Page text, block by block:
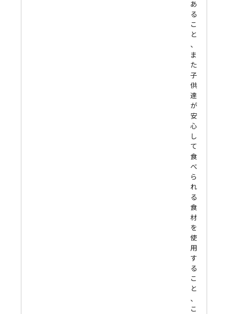
あ
る
こ
と
、
ま
た
子
供
達
が
安
心
し
て
食
べ
ら
れ
る
食
材
を
使
用
す
る
こ
と
、
こ